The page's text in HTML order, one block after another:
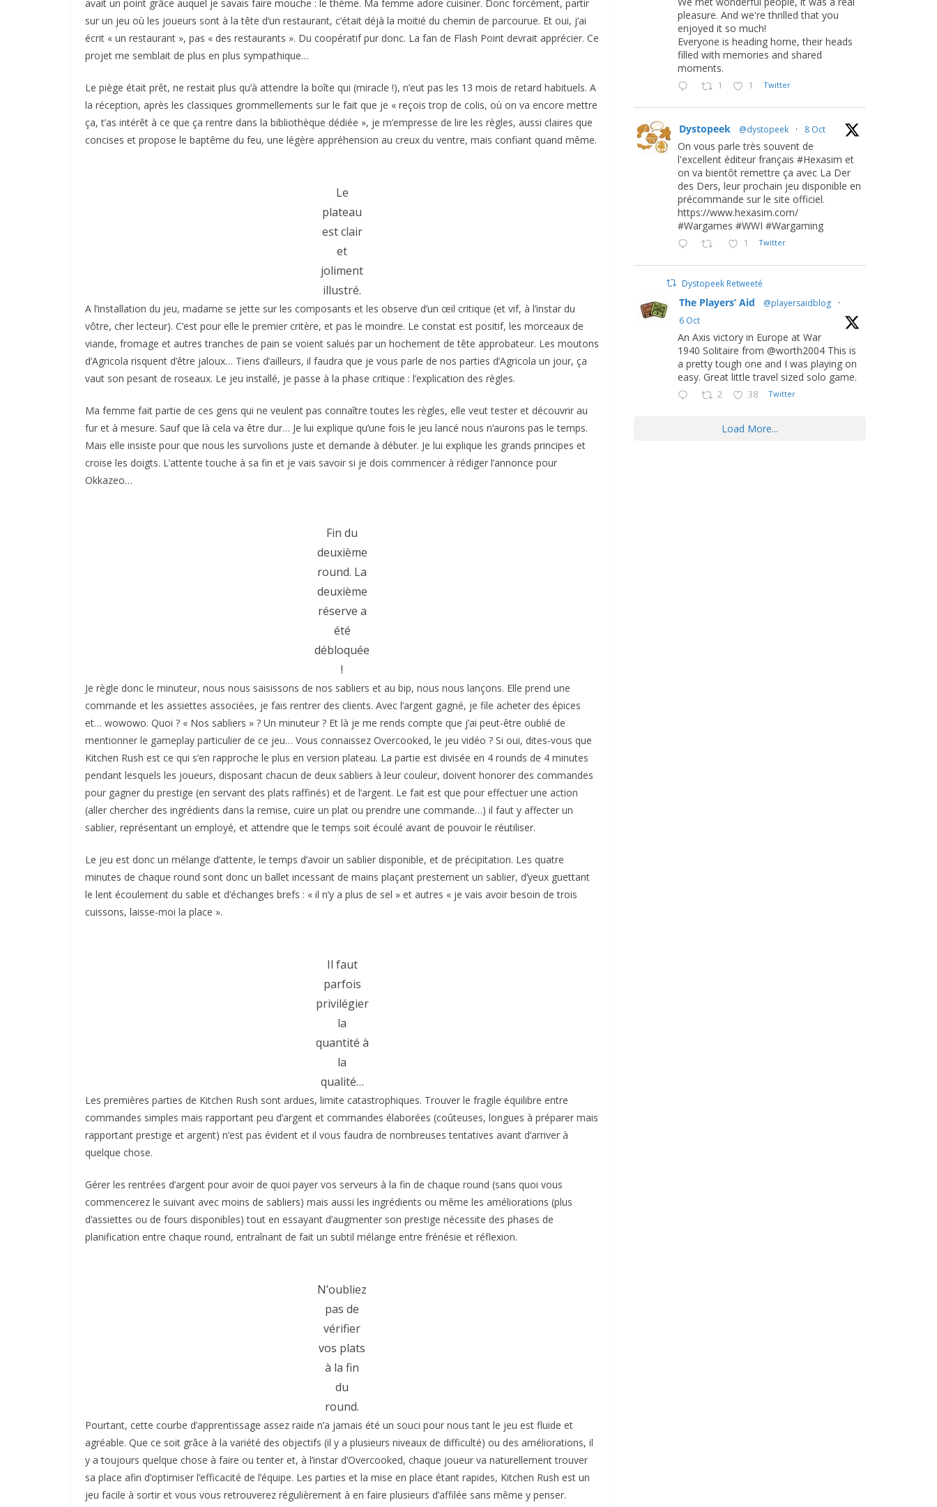
avait un point grâce auquel je savais faire mouche : le thème. Ma femme adore cuisiner. Donc forcément, partir
sur un jeu où les joueurs sont à la tête d’un restaurant, c’était déjà la moitié du chemin de parcourue. Et oui, j’ai
écrit « un restaurant », pas « des restaurants ». Du coopératif pur donc. La fan de Flash Point devrait apprécier. Ce
projet me semblait de plus en plus sympathique…
Le piège était prêt, ne restait plus qu’à attendre la boîte qui (miracle !), n’eut pas les 13 mois de retard habituels. A
la réception, après les classiques grommellements sur le fait que je « reçois trop de colis, où on va encore mettre
ça, t’as intérêt à ce que ça rentre dans la bibliothèque dédiée », je m’empresse de lire les règles, aussi claires que
concises et propose le baptême du feu, une légère appréhension au creux du ventre, mais confiant quand même.
Le
plateau
est clair
et
joliment
illustré.
A l’installation du jeu, madame se jette sur les composants et les observe d’un œil critique (et vif, à l’instar du
vôtre, cher lecteur). C’est pour elle le premier critère, et pas le moindre. Le constat est positif, les morceaux de
viande, fromage et autres tranches de pain se voient salués par un hochement de tête approbateur. Les moutons
d’Agricola risquent d’être jaloux… Tiens d’ailleurs, il faudra que je vous parle de nos parties d’Agricola un jour, ça
vaut son pesant de roseaux. Le jeu installé, je passe à la phase critique : l’explication des règles.
Ma femme fait partie de ces gens qui ne veulent pas connaître toutes les règles, elle veut tester et découvrir au
fur et à mesure. Sauf que là cela va être dur… Je lui explique qu’une fois le jeu lancé nous n’aurons pas le temps.
Mais elle insiste pour que nous les survolions juste et demande à débuter. Je lui explique les grands principes et
croise les doigts. L’attente touche à sa fin et je vais savoir si je dois commencer à rédiger l’annonce pour
Okkazeo…
Fin du
deuxième
round. La
deuxième
réserve a
été
débloquée
!
Je règle donc le minuteur, nous nous saisissons de nos sabliers et au bip, nous nous lançons. Elle prend une
commande et les assiettes associées, je fais rentrer des clients. Avec l’argent gagné, je file acheter des épices
et… wowowo. Quoi ? « Nos sabliers » ? Un minuteur ? Et là je me rends compte que j’ai peut-être oublié de
mentionner le gameplay particulier de ce jeu… Vous connaissez Overcooked, le jeu vidéo ? Si oui, dites-vous que
Kitchen Rush est ce qui s’en rapproche le plus en version plateau. La partie est divisée en 4 rounds de 4 minutes
pendant lesquels les joueurs, disposant chacun de deux sabliers à leur couleur, doivent honorer des commandes
pour gagner du prestige (en servant des plats raffinés) et de l’argent. Le fait est que pour effectuer une action
(aller chercher des ingrédients dans la remise, cuire un plat ou prendre une commande…) il faut y affecter un
sablier, représentant un employé, et attendre que le temps soit écoulé avant de pouvoir le réutiliser.
Le jeu est donc un mélange d’attente, le temps d’avoir un sablier disponible, et de précipitation. Les quatre
minutes de chaque round sont donc un ballet incessant de mains plaçant prestement un sablier, d’yeux guettant
le lent écoulement du sable et d’échanges brefs : « il n’y a plus de sel » et autres « je vais avoir besoin de trois
cuissons, laisse-moi la place ».
Il faut
parfois
privilégier
la
quantité à
la
qualité…
Les premières parties de Kitchen Rush sont ardues, limite catastrophiques. Trouver le fragile équilibre entre
commandes simples mais rapportant peu d’argent et commandes élaborées (coûteuses, longues à préparer mais
rapportant prestige et argent) n’est pas évident et il vous faudra de nombreuses tentatives avant d’arriver à
quelque chose.
Gérer les rentrées d’argent pour avoir de quoi payer vos serveurs à la fin de chaque round (sans quoi vous
commencerez le suivant avec moins de sabliers) mais aussi les ingrédients ou même les améliorations (plus
d’assiettes ou de fours disponibles) tout en essayant d’augmenter son prestige nécessite des phases de
planification entre chaque round, entraînant de fait un subtil mélange entre frénésie et réflexion.
N’oubliez
pas de
vérifier
vos plats
à la fin
du
round.
Pourtant, cette courbe d’apprentissage assez raide n’a jamais été un souci pour nous tant le jeu est fluide et
agréable. Que ce soit grâce à la variété des objectifs (il y a plusieurs niveaux de difficulté) ou des améliorations, il
y a toujours quelque chose à faire ou tenter et, à l’instar d’Overcooked, chaque joueur va naturellement trouver
sa place afin d’optimiser l’efficacité de l’équipe. Les parties et la mise en place étant rapides, Kitchen Rush est un
jeu facile à sortir et vous vous retrouverez régulièrement à en faire plusieurs d’affilée sans même y penser.
pleasure. And we're thrilled that you
enjoyed it so much!
Everyone is heading home, their heads
filled with memories and shared
moments.
1 1 Twitter
Dystopeek @dystopeek · 8 Oct
On vous parle très souvent de
l'excellent éditeur français #Hexasim et
on va bientôt remettre ça avec La Der
des Ders, leur prochain jeu disponible en
précommande sur le site officiel.
https://www.hexasim.com/
#Wargames #WWI #Wargaming
1 Twitter
Dystopeek Retweeté
The Players’ Aid @playersaidblog
·
6 Oct
An Axis victory in Europe at War
1940 Solitaire from @worth2004 This is
a pretty tough one and I was playing on
easy. Great little travel sized solo game.
2 38 Twitter
Load More...